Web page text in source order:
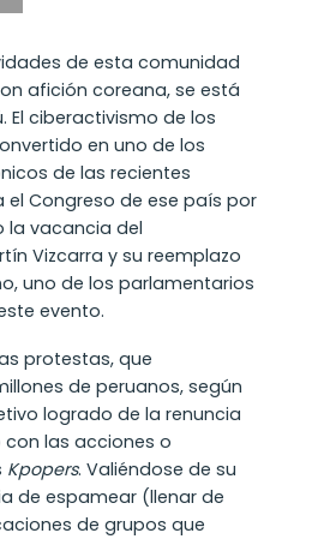
de esta comunidad
afición coreana, se está
El ciberactivismo de los
en uno de los
de las recientes
Congreso de ese país por
la vacancia del
Vizcarra y su reemplazo
uno de los parlamentarios
evento.
protestas, que
de peruanos, según
logrado de la renuncia
con las acciones o
Kpopers. Valiéndose de su
de espamear (llenar de
de grupos que